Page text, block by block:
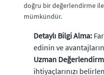
doğru bir değerlendirme
mümkündür.
Detaylı Bilgi Alma:
edinin ve
Uzman
ihtiyaçlarınızı